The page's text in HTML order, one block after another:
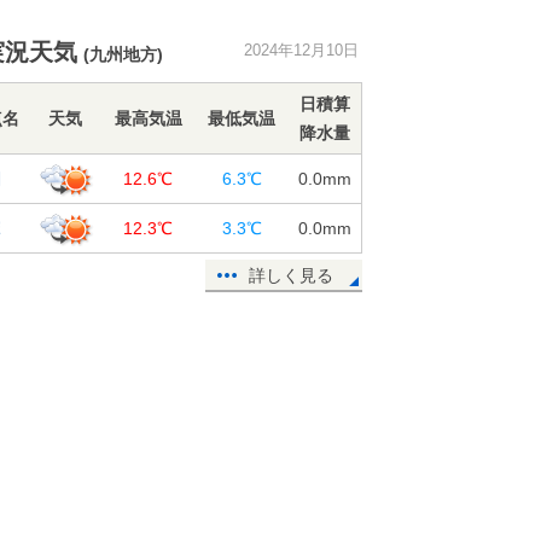
気が列島を覆う
10日17:10
13日の近畿は広く雨 14日からは平
地でも雪 山沿いは積雪に 雪道運
転の注意点
10日16:18
明日11日から明後日12日は北海道で
大雪の恐れ 寒さも強まり広く真冬
況天気 (九州地方) 2024年12月10日
天気 最高気温 最低気温
日積算
降水量
12.6℃ 6.3℃ 0.0mm
12.3℃ 3.3℃ 0.0mm
詳しく見る